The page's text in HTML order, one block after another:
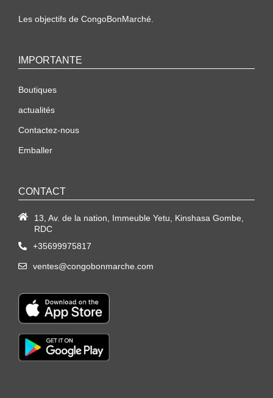
Les objectifs de CongoBonMarché.
IMPORTANTE
Boutiques
actualités
Contactez-nous
Emballer
CONTACT
13, Av. de la nation, Immeuble Yetu, Kinshasa Gombe,
RDC
+35699975817
ventes@congobonmarche.com